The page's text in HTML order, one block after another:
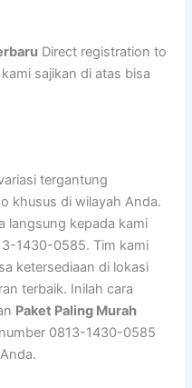
Direct registration to
sajikan di atas bisa
tergantung
khusus di wilayah Anda.
langsung kepada kami
1430-0585. Tim kami
ketersediaan di lokasi
terbaik. Inilah cara
Paket Paling Murah
0813-1430-0585